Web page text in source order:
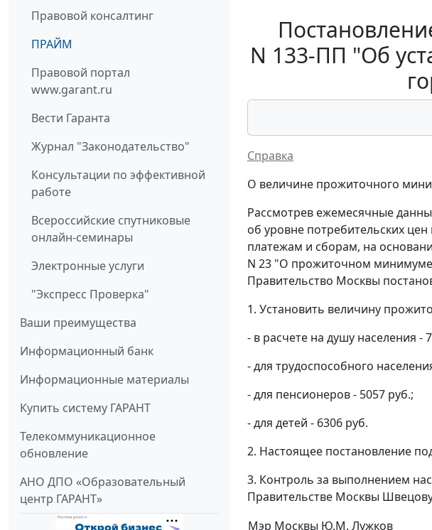
Правовой консалтинг
ПРАЙМ
Правовой портал
www.garant.ru
Вести Гаранта
Журнал "Законодательство"
Консультации по эффективной
работе
Всероссийские спутниковые
онлайн-семинары
Электронные услуги
"Экспресс Проверка"
Ваши преимущества
Информационный банк
Информационные материалы
Купить систему ГАРАНТ
Телекоммуникационное
обновление
АНО ДПО «Образовательный
центр ГАРАНТ»
N 133-ПП "Об
Справка
О величине прожиточного
Рассмотрев ежемесячные
об уровне потребительских
платежам и сборам, на
N 23 "О прожиточном минимуме
Правительство Москвы
1. Установить величину
- в расчете на душу населения -
- для трудоспособного
- для пенсионеров - 5057 руб.;
- для детей - 6306 руб.
2. Настоящее постановление
3. Контроль за выполнением
Правительстве Москвы
Мэр Москвы Ю.М. Лужков